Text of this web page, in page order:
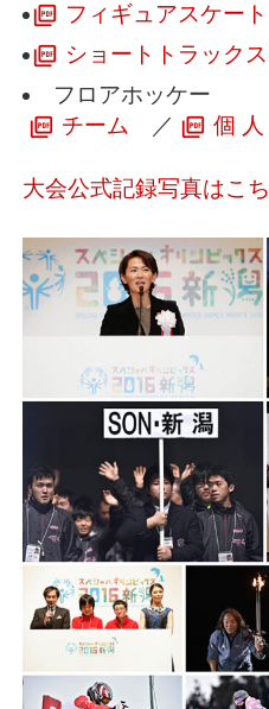
フィギュアスケート
ショートトラック
フロアホッケー
チーム ／ 個 人
大会公式記録写真はこ